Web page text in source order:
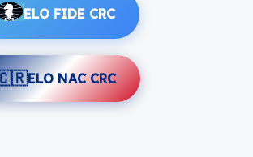
ELO FIDE CRC
ELO NAC CRC